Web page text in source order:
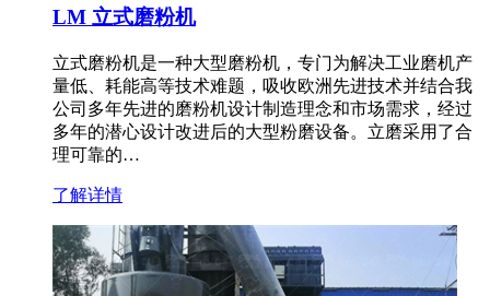
LM 立式磨粉机
立式磨粉机是一种大型磨粉机，专门为解决工业磨机产
量低、耗能高等技术难题，吸收欧洲先进技术并结合我
公司多年先进的磨粉机设计制造理念和市场需求，经过
多年的潜心设计改进后的大型粉磨设备。立磨采用了合
理可靠的…
了解详情